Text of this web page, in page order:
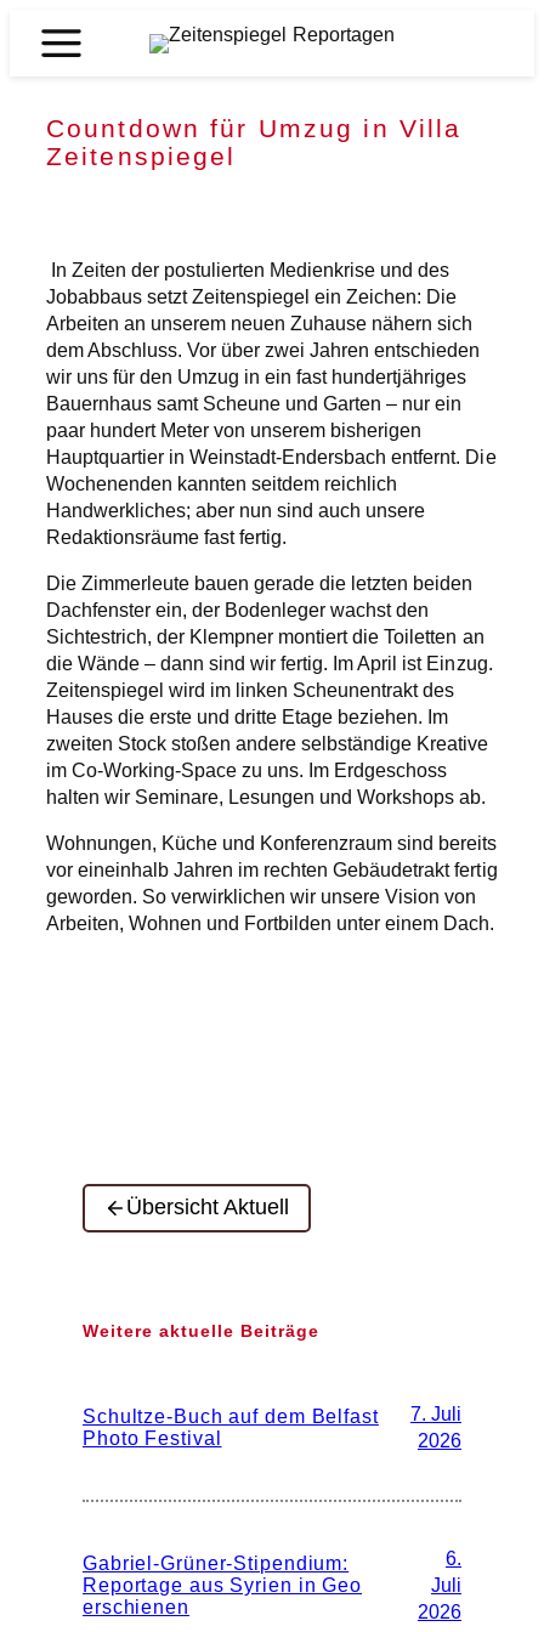
Inhalt
Zeitenspiegel
Countdown für Umzug in Villa
Zeitenspiegel
In Zeiten der postulierten Medienkrise und des
Jobabbaus setzt Zeitenspiegel ein Zeichen: Die
Arbeiten an unserem neuen Zuhause nähern sich
dem Abschluss. Vor über zwei Jahren entschieden
wir uns für den Umzug in ein fast hundertjähriges
Bauernhaus samt Scheune und Garten – nur ein
paar hundert Meter von unserem bisherigen
Hauptquartier in Weinstadt-Endersbach entfernt. Die
Wochenenden kannten seitdem reichlich
Handwerkliches; aber nun sind auch unsere
Redaktionsräume fast fertig.
Die Zimmerleute bauen gerade die letzten beiden
Dachfenster ein, der Bodenleger wachst den
Sichtestrich, der Klempner montiert die Toiletten an
die Wände – dann sind wir fertig. Im April ist Einzug.
Zeitenspiegel wird im linken Scheunentrakt des
Hauses die erste und dritte Etage beziehen. Im
zweiten Stock stoßen andere selbständige Kreative
im Co-Working-Space zu uns. Im Erdgeschoss
halten wir Seminare, Lesungen und Workshops ab.
Wohnungen, Küche und Konferenzraum sind bereits
vor eineinhalb Jahren im rechten Gebäudetrakt fertig
geworden. So verwirklichen wir unsere Vision von
Arbeiten, Wohnen und Fortbilden unter einem Dach.
Übersicht Aktuell
Weitere aktuelle Beiträge
Schultze-Buch auf dem Belfast
Photo Festival
7. Juli
2026
Gabriel-Grüner-Stipendium:
Reportage aus Syrien in Geo
erschienen
6.
Juli
2026